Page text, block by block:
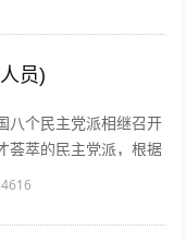
员)
八个民主党派相继召开
荟萃的民主党派，根据
成员界别也各具特点。